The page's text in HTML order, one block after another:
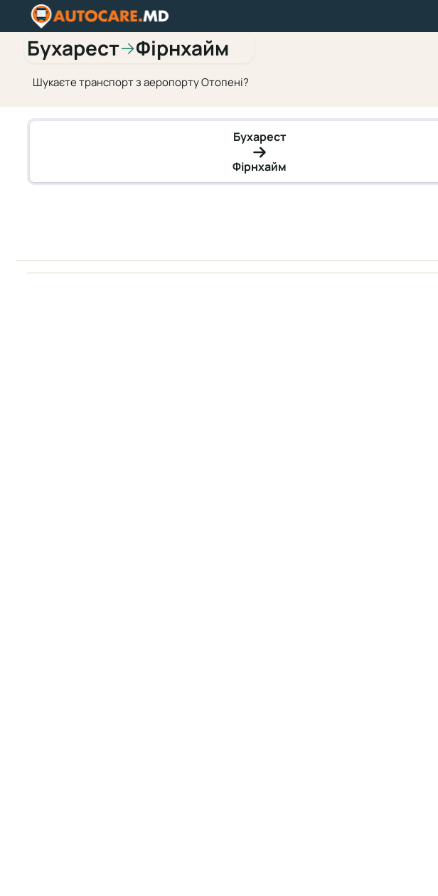
Бухарест→Фірнхайм
Шукаєте транспорт з аеропорту Отопені?
Бухарест
Фірнхайм